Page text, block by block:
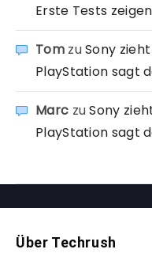
Erste Tests
TomzuSony
PlayStation sagt
Marc zuSony
PlayStation sagt
Über Techrush